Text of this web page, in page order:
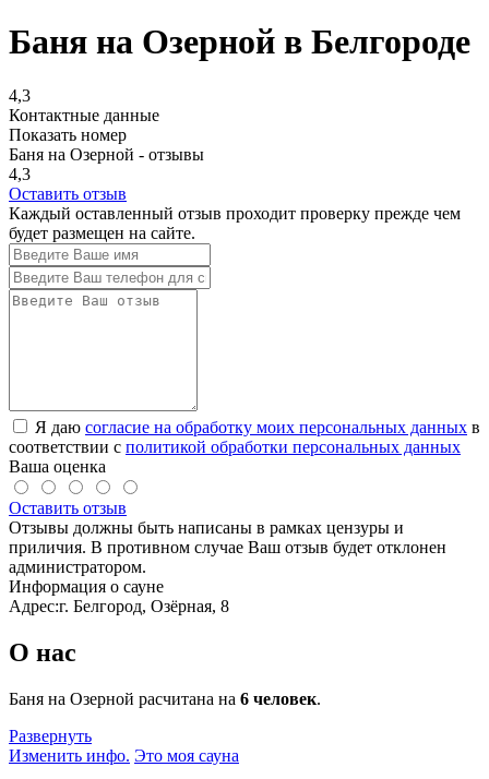
Баня на Озерной в Белгороде
4,3
Контактные данные
Показать номер
Баня на Озерной - отзывы
4,3
Оставить отзыв
Каждый оставленный отзыв проходит проверку прежде чем
будет размещен на сайте.
Я даю согласие на обработку моих персональных данных в
соответствии с политикой обработки персональных данных
Ваша оценка
Оставить отзыв
Отзывы должны быть написаны в рамках цензуры и
приличия. В противном случае Ваш отзыв будет отклонен
администратором.
Информация о сауне
Адрес:г. Белгород, Озёрная, 8
О нас
Баня на Озерной расчитана на 6 человек.
Развернуть
Изменить инфо. Это моя сауна